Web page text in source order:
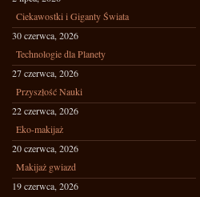
Ciekawostki i Giganty Świata
30 czerwca, 2026
Technologie dla Planety
27 czerwca, 2026
Przyszłość Nauki
22 czerwca, 2026
Eko-makijaż
20 czerwca, 2026
Makijaż gwiazd
19 czerwca, 2026